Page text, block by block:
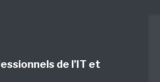
de l’IT et